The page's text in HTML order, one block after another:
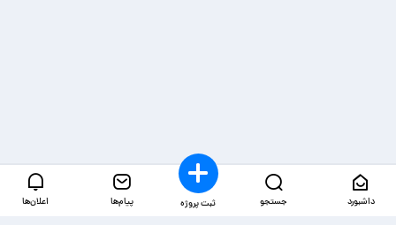
داشبورد جستجو ثبت پروژه پیام‌ها اعلان‌ها